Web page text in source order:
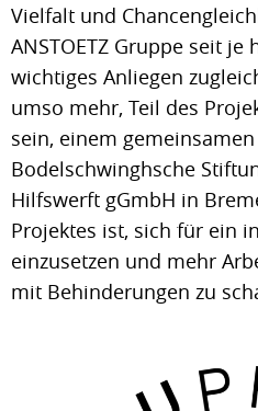
Vielfalt und
ANSTOETZ Gruppe seit
wichtiges Anliegen
umso mehr, Teil des
sein, einem
Bodelschwinghsche
Hilfswerft gGmbH in
Projektes ist, sich für ein
einzusetzen und mehr
mit Behinderungen zu